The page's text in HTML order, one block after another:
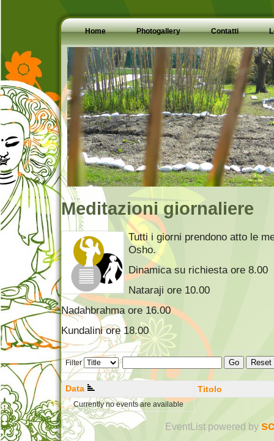
Home Photogallery Contatti
Meditazioni giornaliere
Tutti i giorni prendono atto le
Osho.
Dinamica su richiesta ore 8.00
Nataraji ore 10.00
Nadahbrahma ore 16.00
Kundalini ore 18.00
Filter Go Reset
Data Titolo
Currently no events are available
EventList powered by